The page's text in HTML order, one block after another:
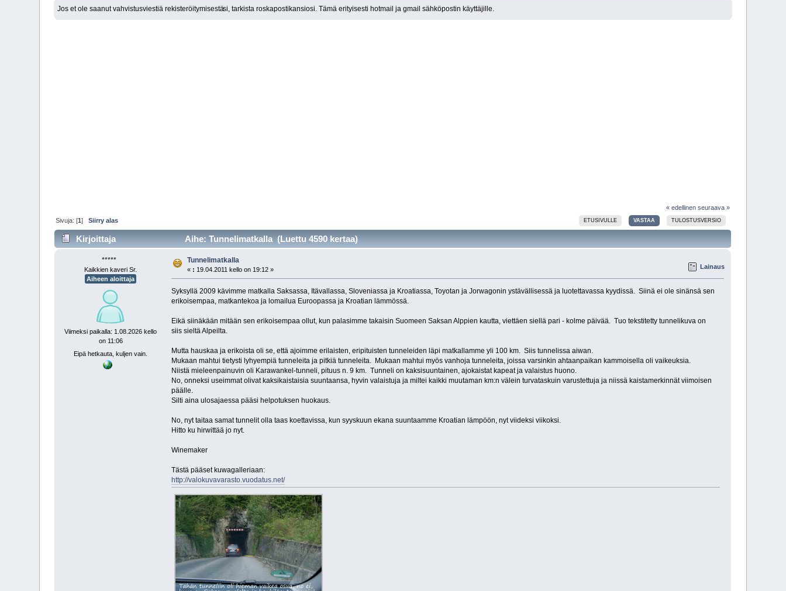
Jos et ole saanut vahvistusviestiä rekisteröitymisestäsi, tarkista roskapostikansiosi. Tämä erityisesti hotmail ja gmail sähköpostin käyttäjille.
« edellinen seuraava »
ETUSIVULLE VASTAA TULOSTUSVERSIO
Sivuja: [1]Siirry alas
Kirjoittaja Aihe: Tunnelimatkalla (Luettu 4590 kertaa)
*****
Kaikkien kaveri Sr.
Aiheen aloittaja
Viimeksi paikalla: 1.08.2026 kello
on 11:06
Eipä hetkauta, kuljen vain.
Tunnelimatkalla
« : 19.04.2011 kello on 19:12 » Lainaus
Syksyllä 2009 kävimme matkalla Saksassa, Itävallassa, Sloveniassa ja Kroatiassa, Toyotan ja Jorwagonin ystävällisessä ja luotettavassa kyydissä. Siinä ei ole sinänsä sen
erikoisempaa, matkantekoa ja lomailua Euroopassa ja Kroatian lämmössä.
Eikä siinäkään mitään sen erikoisempaa ollut, kun palasimme takaisin Suomeen Saksan Alppien kautta, viettäen siellä pari - kolme päivää. Tuo tekstitetty tunnelikuva on
siis sieltä Alpeilta.
Mutta hauskaa ja erikoista oli se, että ajoimme erilaisten, eripituisten tunneleiden läpi matkallamme yli 100 km. Siis tunnelissa aiwan.
Mukaan mahtui tietysti lyhyempiä tunneleita ja pitkiä tunneleita. Mukaan mahtui myös vanhoja tunneleita, joissa varsinkin ahtaanpaikan kammoisella oli vaikeuksia.
Niistä mieleenpainuvin oli Karawankel-tunneli, pituus n. 9 km. Tunneli on kaksisuuntainen, ajokaistat kapeat ja valaistus huono.
No, onneksi useimmat olivat kaksikaistaisia suuntaansa, hyvin valaistuja ja miltei kaikki muutaman km:n välein turvataskuin varustettuja ja niissä kaistamerkinnät viimoisen
päälle.
Silti aina ulosajaessa pääsi helpotuksen huokaus.
No, nyt taitaa samat tunnelit olla taas koettavissa, kun syyskuun ekana suuntaamme Kroatian lämpöön, nyt viideksi viikoksi.
Hitto ku hirwittää jo nyt.
Winemaker
Tästä pääset kuwagalleriaan:
http://valokuvavarasto.vuodatus.net/